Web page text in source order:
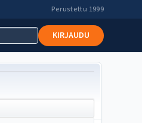
Perustettu 1999
KIRJAUDU